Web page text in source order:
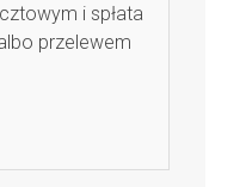
i spłata
przelewem